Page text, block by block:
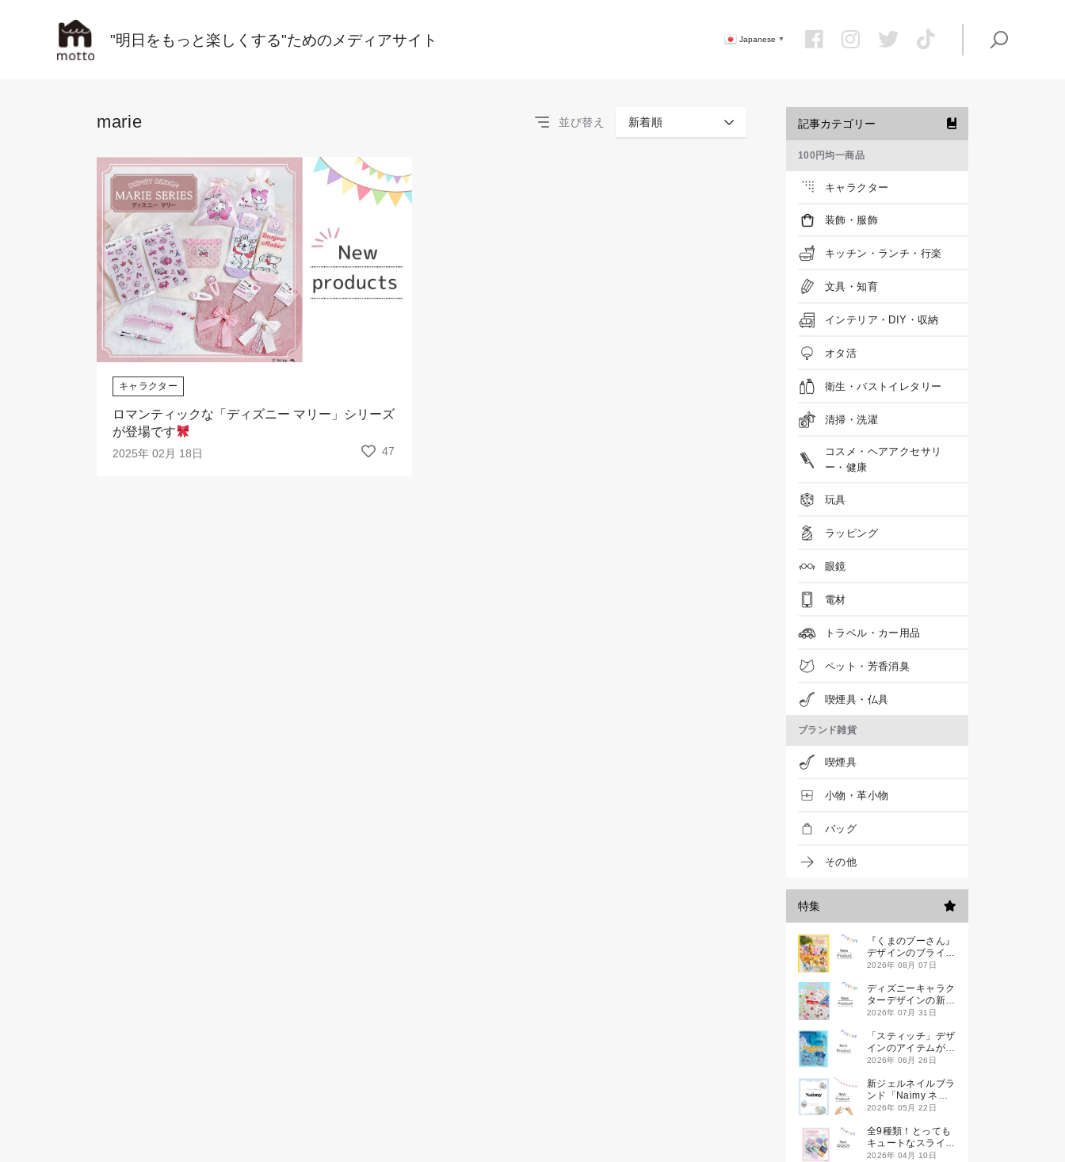
"明日をもっと楽しくする"ためのメディアサイト Japanese ▼
marie 並び替え 新着順
キャラクター
ロマンティックな「ディズニー マリー」シリーズ
が登場です
2025年 02月 18日 47
記事カテゴリー
100円均一商品
キャラクター
装飾・服飾
キッチン・ランチ・行楽
文具・知育
インテリア・DIY・収納
オタ活
衛生・バストイレタリー
清掃・洗濯
コスメ・ヘアアクセサリ
ー・健康
玩具
ラッピング
眼鏡
電材
トラベル・カー用品
ペット・芳香消臭
喫煙具・仏具
ブランド雑貨
喫煙具
小物・革小物
バッグ
その他
特集
『くまのプーさん』
デザインのブライン
ドミニハンドタオル
2026年 08月 07日
ディズニーキャラク
ターデザインの新作
シールが一挙発売
2026年 07月 31日
「スティッチ」デザ
インのアイテムが新
登場です
2026年 06月 26日
新ジェルネイルブラ
ンド「Naimy ネイ
ミィ」が誕生します
2026年 05月 22日
全9種類！とっても
キュートなスライダ
ーケースが新登場し
2026年 04月 10日